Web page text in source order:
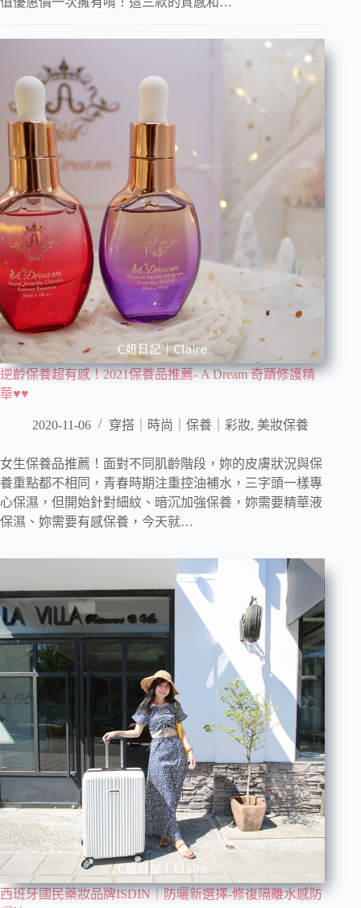
逆齡保養超有感！2021保養品推薦- A Dream 奇蹟修護精
華♥♥
2020-11-06 穿搭｜時尚｜保養｜彩妝, 美妝保養
女生保養品推薦！面對不同肌齡階段，妳的皮膚狀況與保
養重點都不相同，青春時期注重控油補水，三字頭一樣專
心保濕，但開始針對細紋、暗沉加強保養，妳需要精華液
保濕、妳需要有感保養，今天就…
西班牙國民藥妝品牌ISDIN｜防曬新選擇-修復隔離水感防